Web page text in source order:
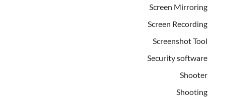
Screen Mirroring
Screen Recording
Screenshot Tool
Security software
Shooter
Shooting